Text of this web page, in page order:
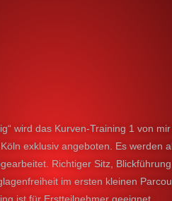
wird das Kurven-Training 1 von
exklusiv angeboten. Es werden
Richtiger Sitz,
im ersten kleinen